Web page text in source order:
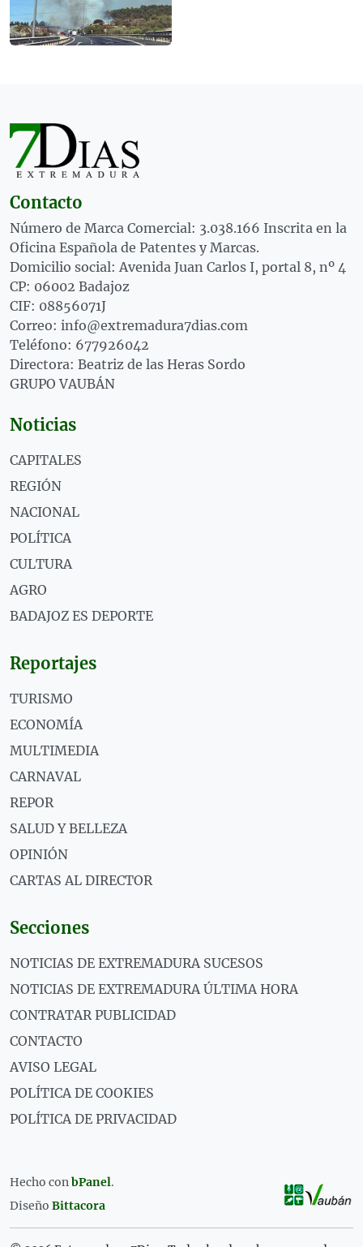
Contacto
Número de Marca Comercial: 3.038.166 Inscrita en la
Oficina Española de Patentes y Marcas.
Domicilio social: Avenida Juan Carlos I, portal 8, nº 4
CP: 06002 Badajoz
CIF: 08856071J
Correo: info@extremadura7dias.com
Teléfono: 677926042
Directora: Beatriz de las Heras Sordo
GRUPO VAUBÁN
Noticias
CAPITALES
REGIÓN
NACIONAL
POLÍTICA
CULTURA
AGRO
BADAJOZ ES DEPORTE
Reportajes
TURISMO
ECONOMÍA
MULTIMEDIA
CARNAVAL
REPOR
SALUD Y BELLEZA
OPINIÓN
CARTAS AL DIRECTOR
Secciones
NOTICIAS DE EXTREMADURA SUCESOS
NOTICIAS DE EXTREMADURA ÚLTIMA HORA
CONTRATAR PUBLICIDAD
CONTACTO
AVISO LEGAL
POLÍTICA DE COOKIES
POLÍTICA DE PRIVACIDAD
Hecho conbPanel.
Diseño Bittacora